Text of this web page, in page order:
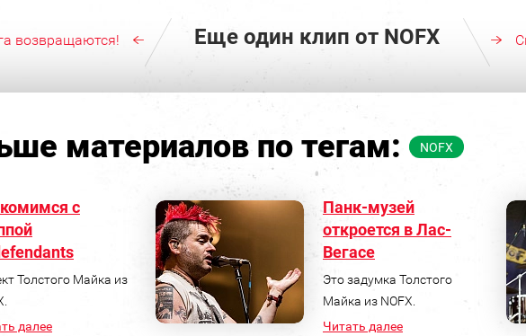
возвращаются! Еще один клип от NOFX
материалов по тегам: NOFX
с
Толстого Майка из
далее
Панк-музей
откроется в Лас-
Вегасе
Это задумка Толстого
Майка из NOFX.
Читать далее